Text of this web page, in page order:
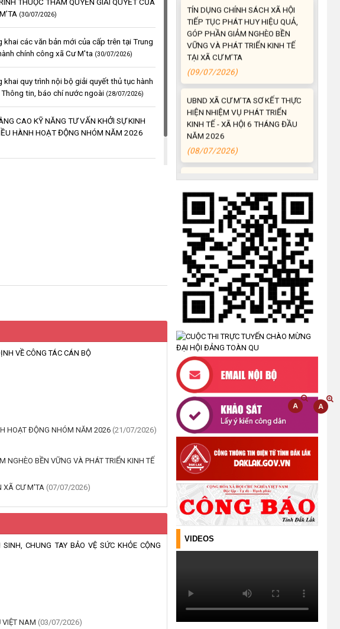
(30/07/2026)
khai các văn bản mới của cấp trên tại Trung
chính công xã Cư M'ta (30/07/2026)
khai quy trình nội bộ giải quyết thủ tục hành
tin, báo chí nước ngoài (28/07/2026)
CAO KỸ NĂNG TƯ VẤN KHỞI SỰ KINH
HÀNH HOẠT ĐỘNG NHÓM NĂM 2026
VỀ CÔNG TÁC CÁN BỘ
HOẠT ĐỘNG NHÓM NĂM 2026 (21/07/2026)
NGHÈO BỀN VỮNG VÀ PHÁT TRIỂN KINH TẾ
XÃ CƯ M'TA (07/07/2026)
CHUNG TAY BẢO VỆ SỨC KHỎE CỘNG
VIỆT NAM (03/07/2026)
GÓP PHẦN GIẢM NGHÈO BỀN
VỮNG VÀ PHÁT TRIỂN KINH TẾ
TẠI XÃ CƯ M’TA
(09/07/2026)
KINH TẾ - XÃ HỘI 6 THÁNG ĐẦU
NĂM 2026
(08/07/2026)
CÔNG TRÌNH THỦY LỢI TRONG
MÙA MƯA BÃO
(07/07/2026)
ĐẢNG ỦY XÃ CƯ M’TA TỔ CHỨC
HỘI NGHỊ BAN CHẤP HÀNH LẦN
THỨ SÁU (MỞ RỘNG)
(07/07/2026)
NÂNG CAO HIỆU QUẢ QUẢN LÝ
TÍN DỤNG CHÍNH SÁCH XÃ HỘI
(07/07/2026)
UBND XÃ CƯ M’TA CÔNG KHAI
DANH MỤC THỦ TỤC HÀNH
CHÍNH THỰC HIỆN MỘT PHẦN
(30/07/2026)
CÔNG KHAI DANH MỤC THỦ TỤC
HÀNH CHÍNH THỰC HIỆN TOÀN
TRÌNH THUỘC THẨM QUYỀN GIẢI
QUYẾT CỦA UBND XÃ CƯ M’TA
(30/07/2026)
TẬP HUẤN NÂNG CAO KỸ NĂNG
VÀ ĐIỀU HÀNH HOẠT ĐỘNG
ĐẢNG ỦY XÃ CƯ M’TA CÔNG BỐ
CÁC QUYẾT ĐỊNH VỀ CÔNG TÁC
CÁN BỘ
VIDEOS